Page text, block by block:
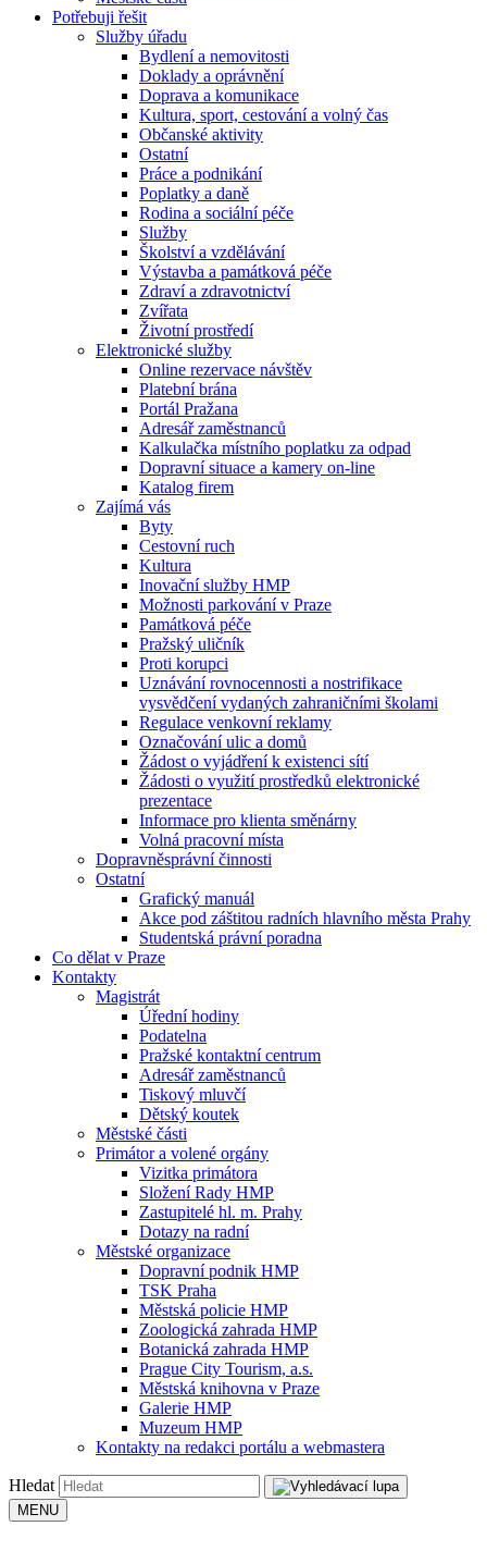
Potřebuji řešit
Služby úřadu
Bydlení a nemovitosti
Doklady a oprávnění
Doprava a komunikace
Kultura, sport, cestování a volný čas
Občanské aktivity
Ostatní
Práce a podnikání
Poplatky a daně
Rodina a sociální péče
Služby
Školství a vzdělávání
Výstavba a památková péče
Zdraví a zdravotnictví
Zvířata
Životní prostředí
Elektronické služby
Online rezervace návštěv
Platební brána
Portál Pražana
Adresář zaměstnanců
Kalkulačka místního poplatku za odpad
Dopravní situace a kamery on-line
Katalog firem
Zajímá vás
Byty
Cestovní ruch
Kultura
Inovační služby HMP
Možnosti parkování v Praze
Památková péče
Pražský uličník
Proti korupci
Uznávání rovnocennosti a nostrifikace
vysvědčení vydaných zahraničními školami
Regulace venkovní reklamy
Označování ulic a domů
Žádost o vyjádření k existenci sítí
Žádosti o využití prostředků elektronické
prezentace
Informace pro klienta směnárny
Volná pracovní místa
Dopravněsprávní činnosti
Ostatní
Grafický manuál
Akce pod záštitou radních hlavního města Prahy
Studentská právní poradna
Co dělat v Praze
Kontakty
Magistrát
Úřední hodiny
Podatelna
Pražské kontaktní centrum
Adresář zaměstnanců
Tiskový mluvčí
Dětský koutek
Městské části
Primátor a volené orgány
Vizitka primátora
Složení Rady HMP
Zastupitelé hl. m. Prahy
Dotazy na radní
Městské organizace
Dopravní podnik HMP
TSK Praha
Městská policie HMP
Zoologická zahrada HMP
Botanická zahrada HMP
Prague City Tourism, a.s.
Městská knihovna v Praze
Galerie HMP
Muzeum HMP
Kontakty na redakci portálu a webmastera
Hledat
MENU